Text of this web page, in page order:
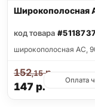
Широкополосная
код товара
широкополосная АС,
147 р.
152,15р.
Оплата